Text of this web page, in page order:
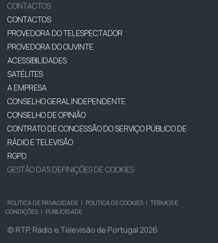
CONTACTOS
CONTACTOS
PROVEDORA DO TELESPECTADOR
PROVEDORA DO OUVINTE
ACESSIBILIDADES
SATÉLITES
A EMPRESA
CONSELHO GERAL INDEPENDENTE
CONSELHO DE OPINIÃO
CONTRATO DE CONCESSÃO DO SERVIÇO PÚBLICO DE
RÁDIO E TELEVISÃO
RGPD
GESTÃO DAS DEFINIÇÕES DE COOKIES
POLÍTICA DE PRIVACIDADE | POLÍTICA DE COOKIES | TERMOS E
CONDIÇÕES | PUBLICIDADE
© RTP, Rádio e Televisão de Portugal 2026